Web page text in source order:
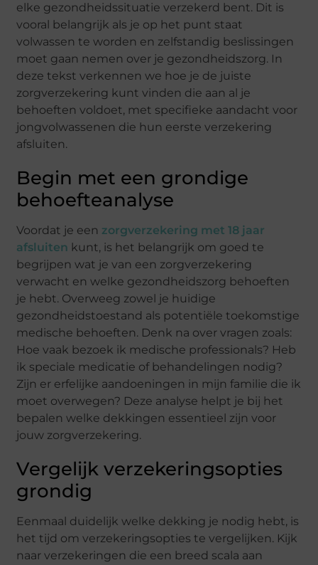
elke gezondheidssituatie verzekerd bent. Dit is
vooral belangrijk als je op het punt staat
volwassen te worden en zelfstandig beslissingen
moet gaan nemen over je gezondheidszorg. In
deze tekst verkennen we hoe je de juiste
zorgverzekering kunt vinden die aan al je
behoeften voldoet, met specifieke aandacht voor
jongvolwassenen die hun eerste verzekering
afsluiten.
Begin met een grondige
behoefteanalyse
Voordat je een zorgverzekering met 18 jaar
afsluiten kunt, is het belangrijk om goed te
begrijpen wat je van een zorgverzekering
verwacht en welke gezondheidszorg behoeften
je hebt. Overweeg zowel je huidige
gezondheidstoestand als potentiële toekomstige
medische behoeften. Denk na over vragen zoals:
Hoe vaak bezoek ik medische professionals? Heb
ik speciale medicatie of behandelingen nodig?
Zijn er erfelijke aandoeningen in mijn familie die ik
moet overwegen? Deze analyse helpt je bij het
bepalen welke dekkingen essentieel zijn voor
jouw zorgverzekering.
Vergelijk verzekeringsopties
grondig
Eenmaal duidelijk welke dekking je nodig hebt, is
het tijd om verzekeringsopties te vergelijken. Kijk
naar verzekeringen die een breed scala aan